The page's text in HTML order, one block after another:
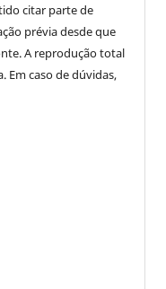
citar parte de
prévia desde que
A reprodução total
Em caso de dúvidas,